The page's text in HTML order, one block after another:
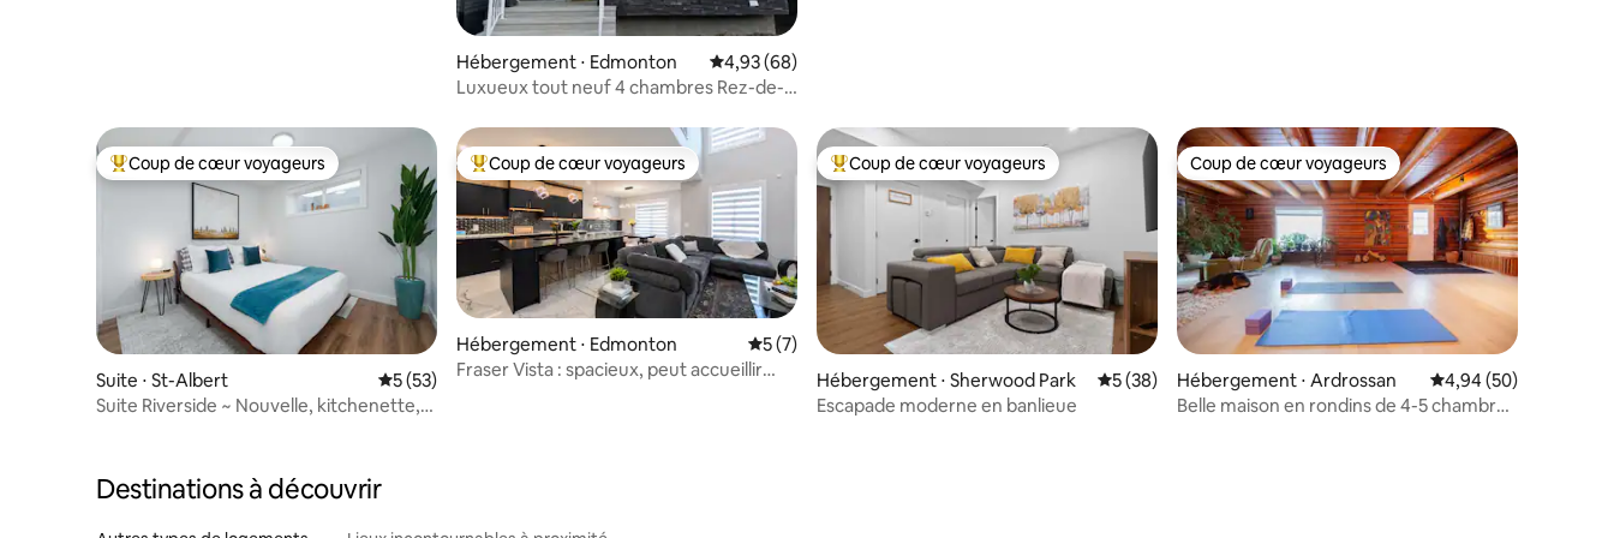
Hébergement ⋅ Edmonton Évaluation moyenne sur la base de 68 commentaires : 4,93 sur 5
4,93 (68)
Luxueux tout neuf 4 chambres Rez-de-
Coups de cœur voyageurs les plus appréciés
Coup de cœur voyageurs
Suite ⋅ St-Albert Évaluation moyenne sur la base de 53 commentaires : 5 sur 5
5 (53)
Suite Riverside ~ Nouvelle, kitchenette,
Coups de cœur voyageurs les plus appréciés
Coup de cœur voyageurs
Hébergement ⋅ Edmonton Évaluation moyenne sur la base de 7 commentaires : 5 sur 5
5 (7)
Fraser Vista : spacieux, peut accueillir
Coups de cœur voyageurs les plus appréciés
Coup de cœur voyageurs
Hébergement ⋅ Sherwood Park Évaluation moyenne sur la base de 38 commentaires : 5 sur 5
5 (38)
Escapade moderne en banlieue
Coup de cœur voyageurs
Coup de cœur voyageurs
Hébergement ⋅ Ardrossan Évaluation moyenne
4,94 (50)
Belle maison en rondins de 4-5 chambres
Destinations à découvrir